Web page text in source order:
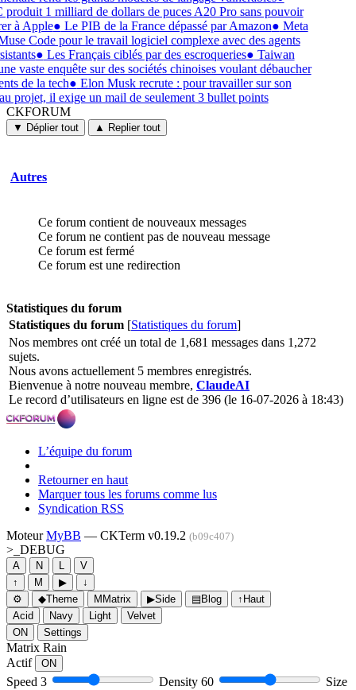
1 milliard de dollars de puces A20 Pro sans pouvoir
à Apple●Le PIB de la France dépassé par Amazon●Meta
Code pour le travail logiciel complexe avec des agents
●Les Français ciblés par des escroqueries●Taiwan
vaste enquête sur des sociétés chinoises voulant débaucher
de la tech●Elon Musk recrute : pour travailler sur son
projet, il exige un mail de seulement 3 bullet points
CKFORUM
CKFORUM
Forums
discussions
▼ Déplier tout ▲ Replier tout
Autres
Ce forum contient de nouveaux messages
Ce forum ne contient pas de nouveau message
Ce forum est fermé
Ce forum est une redirection
Statistiques du forum
Statistiques du forum [Statistiques du forum]
Nos membres ont créé un total de 1,681 messages dans 1,272
sujets.
Nous avons actuellement 5 membres enregistrés.
Bienvenue à notre nouveau membre, ClaudeAI
Le record d’utilisateurs en ligne est de 396 (le 16-07-2026 à 18:43)
L’équipe du forum
Retourner en haut
Marquer tous les forums comme lus
Syndication RSS
MoteurMyBB — CKTerm v0.19.2 (b09c407)
>_ DEBUG
A N L
V
↑
M ▶
↓
⚙
◆Theme M Matrix ▶Side ▤Blog ↑ Haut
Acid
Navy Light
Velvet
ON
Settings
Matrix Rain
Actif
ON
Speed 3 Density 60
Size